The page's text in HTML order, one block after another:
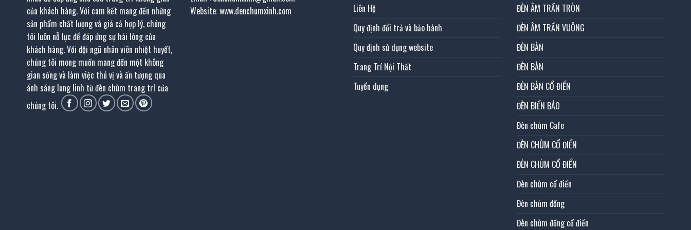
của khách hàng. Với cam kết mang đến những
sản phẩm chất lượng và giá cả hợp lý, chúng
tôi luôn nỗ lực để đáp ứng sự hài lòng của
khách hàng. Với đội ngũ nhân viên nhiệt huyết,
chúng tôi mong muốn mang đến một không
gian sống và làm việc thú vị và ấn tượng qua
ánh sáng lung linh từ đèn chùm trang trí của
chúng tôi.
Website: www.denchumxinh.com
Liên Hệ
Quy định đổi trả và bảo hành
Quy định sử dụng website
Trang Trí Nội Thất
Tuyển dụng
ĐÈN ÂM TRẦN TRÒN
ĐÈN ÂM TRẦN VUÔNG
ĐÈN BÀN
ĐÈN BÀN
ĐÈN BÀN CỔ ĐIỂN
ĐÈN BIỂN BÁO
Đèn chùm Cafe
ĐÈN CHÙM CỔ ĐIỂN
ĐÈN CHÙM CỔ ĐIỂN
Đèn chùm cổ điển
Đèn chùm đồng
Đèn chùm đồng cổ điển